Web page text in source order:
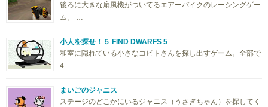
後ろに大きな扇風機がついてるエアーバイクのレーシングゲー
ム。 …
小人を探せ！５ FIND DWARFS 5
和室に隠れている小さなコビトさんを探し出すゲーム。全部で
4 …
まいごのジャニス
ステージのどこかにいるジャニス（うさぎちゃん）を探してく